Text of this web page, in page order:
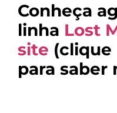
Conheça
linha Lost
site (clique
para saber